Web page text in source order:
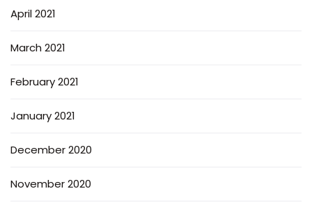
April 2021
March 2021
February 2021
January 2021
December 2020
November 2020